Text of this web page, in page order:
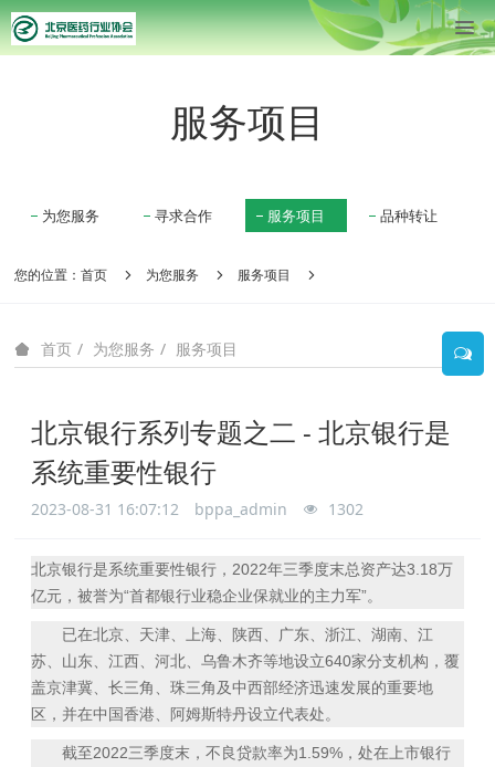
服务项目
为您服务 寻求合作 服务项目 品种转让
您的位置：首页 为您服务 服务项目
首页 为您服务 服务项目
北京银行系列专题之二 - 北京银行是
系统重要性银行
2023-08-31 16:07:12 bppa_admin 1302
北京银行是系统重要性银行，2022年三季度末总资产达3.18万
亿元，被誉为“首都银行业稳企业保就业的主力军”。
已在北京、天津、上海、陕西、广东、浙江、湖南、江
苏、山东、江西、河北、乌鲁木齐等地设立640家分支机构，覆
盖京津冀、长三角、珠三角及中西部经济迅速发展的重要地
区，并在中国香港、阿姆斯特丹设立代表处。
截至2022三季度末，不良贷款率为1.59%，处在上市银行